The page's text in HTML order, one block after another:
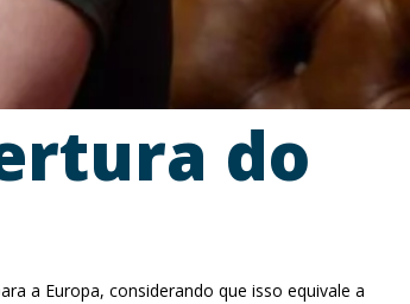
do
a Europa, considerando que isso equivale a